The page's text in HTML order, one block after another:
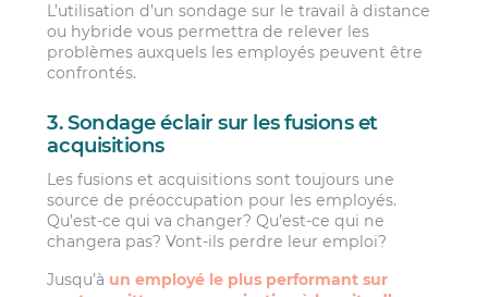
L’utilisation d’un sondage sur le travail à distance
ou hybride vous permettra de relever les
problèmes auxquels les employés peuvent être
confrontés.
3. Sondage éclair sur les fusions et
acquisitions
Les fusions et acquisitions sont toujours une
source de préoccupation pour les employés.
Qu’est-ce qui va changer? Qu’est-ce qui ne
changera pas? Vont-ils perdre leur emploi?
Jusqu’à un employé le plus performant sur